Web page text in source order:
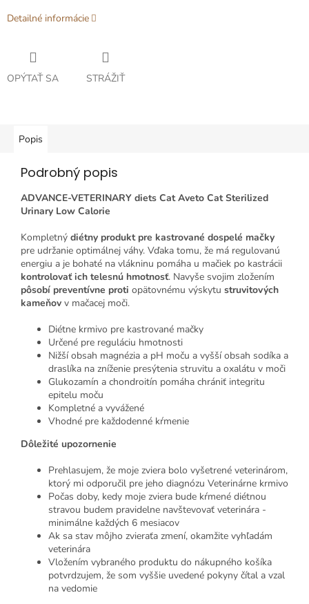
Detailné informácie
OPÝTAŤ SA STRÁŽIŤ
Popis
Podrobný popis
ADVANCE-VETERINARY diets Cat Aveto Cat Sterilized
Urinary Low Calorie
Kompletný diétny produkt pre kastrované dospelé mačky
pre udržanie optimálnej váhy. Vďaka tomu, že má regulovanú
energiu a je bohaté na vlákninu pomáha u mačiek po kastrácii
kontrolovať ich telesnú hmotnosť. Navyše svojim zložením
pôsobí preventívne proti opätovnému výskytu struvitových
kameňov v mačacej moči.
Diétne krmivo pre kastrované mačky
Určené pre reguláciu hmotnosti
Nižší obsah magnézia a pH moču a vyšší obsah sodíka a
draslíka na zníženie presýtenia struvitu a oxalátu v moči
Glukozamín a chondroitín pomáha chrániť integritu
epitelu moču
Kompletné a vyvážené
Vhodné pre každodenné kŕmenie
Dôležité upozornenie
Prehlasujem, že moje zviera bolo vyšetrené veterinárom,
ktorý mi odporučil pre jeho diagnózu Veterinárne krmivo
Počas doby, kedy moje zviera bude kŕmené diétnou
stravou budem pravidelne navštevovať veterinára -
minimálne každých 6 mesiacov
Ak sa stav môjho zvieraťa zmení, okamžite vyhľadám
veterinára
Vložením vybraného produktu do nákupného košíka
potvrdzujem, že som vyššie uvedené pokyny čítal a vzal
na vedomie